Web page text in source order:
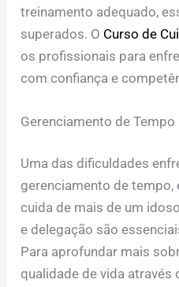
treinamento adequado,
superados. O Curso de
os profissionais para
com confiança e
Gerenciamento de Tempo
Uma das dificuldades
gerenciamento de
cuida de mais de um
e delegação são
Para aprofundar mais
qualidade de vida através